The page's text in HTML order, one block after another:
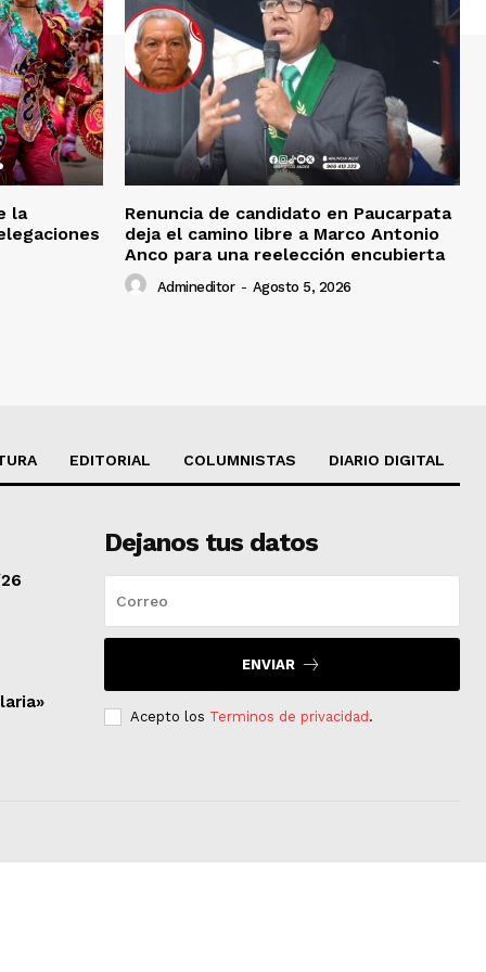
la
Renuncia de candidato en Paucarpata
deja el camino libre a Marco Antonio
Anco para una reelección encubierta
Admineditor - Agosto 5, 2026
EDITORIAL COLUMNISTAS DIARIO DIGITAL
Dejanos tus datos
ENVIAR
Acepto los Terminos de privacidad .